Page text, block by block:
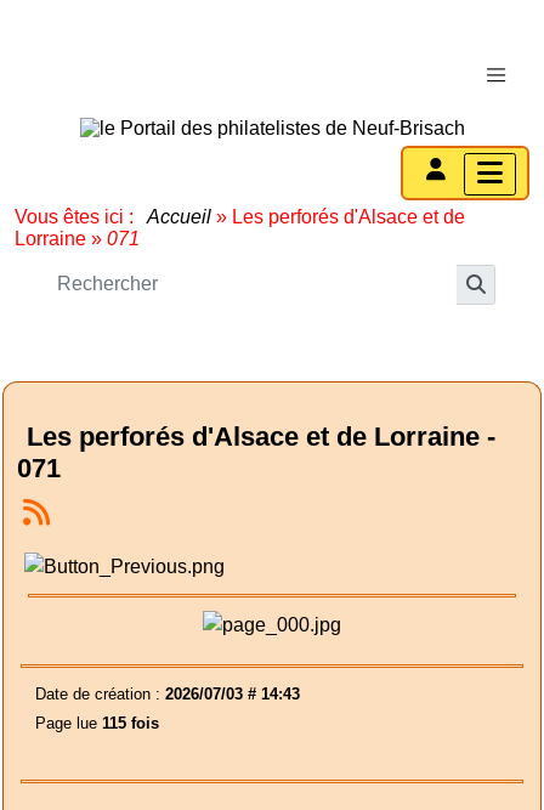
Vous êtes ici : Accueil » Les perforés d'Alsace et de
Lorraine » 071
Les perforés d'Alsace et de Lorraine -
071
Date de création : 2026/07/03 # 14:43
Page lue 115 fois